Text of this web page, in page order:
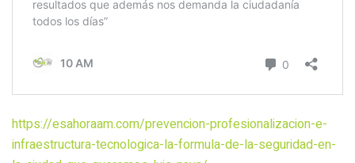
https://esahoraam.com/prevencion-profesionalizacion-e-
infraestructura-tecnologica-la-formula-de-la-seguridad-en-